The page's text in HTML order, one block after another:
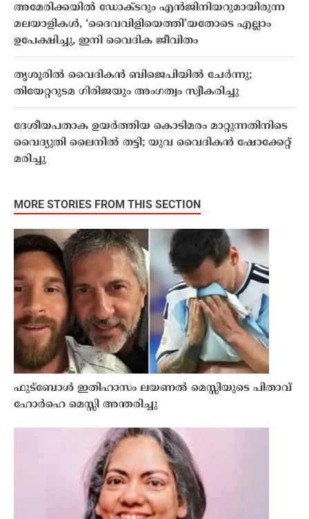
അമേരിക്കയിൽ ഡോക്ടറും എൻജിനിയറുമായിരുന്ന
മലയാളികൾ, ‘ദൈവവിളിയെത്തി’യതോടെ എല്ലാം
ഉപേക്ഷിച്ചു, ഇനി വൈദിക ജീവിതം
തൃശൂരില്‍ വൈദികന്‍ ബിജെപിയില്‍ ചേര്‍ന്നു;
തിയേറ്ററുടമ ഗിരിജയും അംഗത്വം സ്വീകരിച്ചു
ദേശീയപതാക ഉയർത്തിയ കൊടിമരം മാറ്റുന്നതിനിടെ
വൈദ്യുതി ലൈനിൽ തട്ടി; യുവ വൈദികൻ ഷോക്കേറ്റ്
മരിച്ചു
MORE STORIES FROM THIS SECTION
ഫുട്ബോൾ ഇതിഹാസം ലയണൽ മെസ്സിയുടെ പിതാവ്
ഹോർഹെ മെസ്സി അന്തരിച്ചു